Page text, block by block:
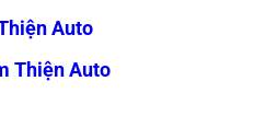
Auto
Thiện Auto